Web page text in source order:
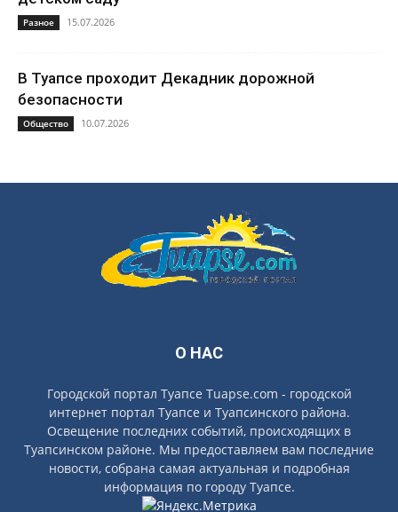
Разное 15.07.2026
В Туапсе проходит Декадник дорожной
безопасности
Общество 10.07.2026
О НАС
Городской портал Туапсе Tuapse.com - городской
интернет портал Туапсе и Туапсинского района.
Освещение последних событий, происходящих в
Туапсинском районе. Мы предоставляем вам последние
новости, собрана самая актуальная и подробная
информация по городу Туапсе.